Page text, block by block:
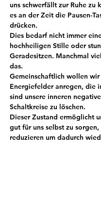
uns schwerfällt zur Ruhe zu
es an der Zeit die Pausen-
drücken.
Dies bedarf nicht immer
hochheiligen Stille oder
Geradesitzen. Manchmal
das.
Gemeinschaftlich wollen wir
Energiefelder anregen, die
sind unsere inneren
Schaltkreise zu löschen.
Dieser Zustand ermöglicht
gut für uns selbst zu sorgen,
reduzieren um dadurch